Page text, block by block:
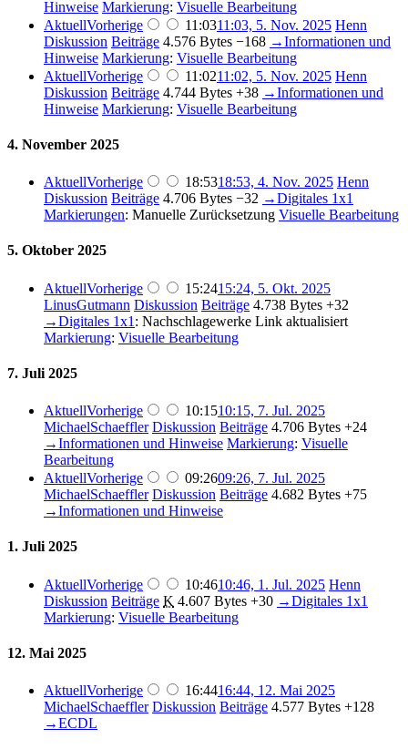
Hinweise Markierung: Visuelle Bearbeitung
AktuellVorherige 11:0311:03, 5. Nov. 2025 Henn
Diskussion Beiträge 4.576 Bytes −168 →Informationen und
Hinweise Markierung: Visuelle Bearbeitung
AktuellVorherige 11:0211:02, 5. Nov. 2025 Henn
Diskussion Beiträge 4.744 Bytes +38 →Informationen und
Hinweise Markierung: Visuelle Bearbeitung
4. November 2025
AktuellVorherige 18:5318:53, 4. Nov. 2025 Henn
Diskussion Beiträge 4.706 Bytes −32 →Digitales 1x1
Markierungen: Manuelle Zurücksetzung Visuelle Bearbeitung
5. Oktober 2025
AktuellVorherige 15:2415:24, 5. Okt. 2025
LinusGutmann Diskussion Beiträge 4.738 Bytes +32
→Digitales 1x1 : Nachschlagewerke Link aktualisiert
Markierung: Visuelle Bearbeitung
7. Juli 2025
AktuellVorherige 10:1510:15, 7. Jul. 2025
MichaelSchaeffler Diskussion Beiträge 4.706 Bytes +24
→Informationen und Hinweise Markierung: Visuelle
Bearbeitung
AktuellVorherige 09:2609:26, 7. Jul. 2025
MichaelSchaeffler Diskussion Beiträge 4.682 Bytes +75
→Informationen und Hinweise
1. Juli 2025
AktuellVorherige 10:4610:46, 1. Jul. 2025 Henn
Diskussion Beiträge K 4.607 Bytes +30 →Digitales 1x1
Markierung: Visuelle Bearbeitung
12. Mai 2025
AktuellVorherige 16:4416:44, 12. Mai 2025
MichaelSchaeffler Diskussion Beiträge 4.577 Bytes +128
→ECDL